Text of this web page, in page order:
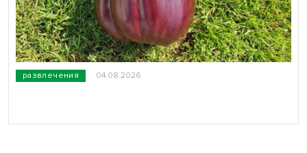
развлечения 04.08.2026